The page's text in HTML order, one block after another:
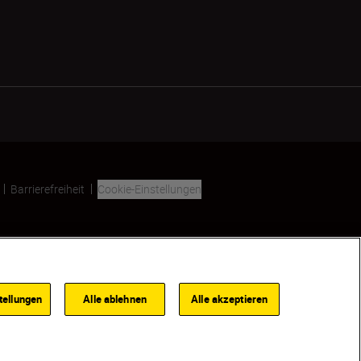
Barrierefreiheit
Cookie-Einstellungen
Alle ablehnen Alle akzeptieren